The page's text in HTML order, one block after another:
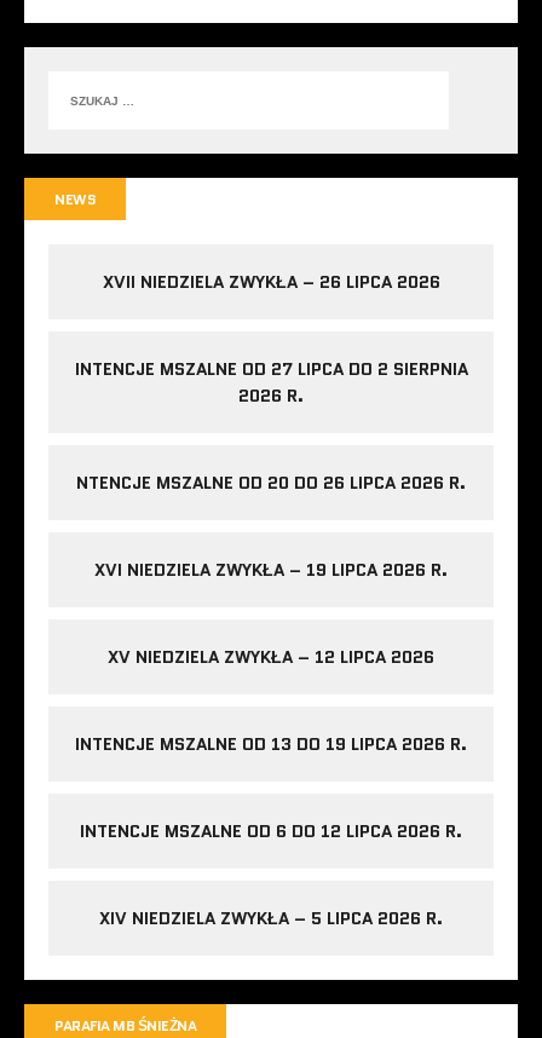
NEWS
XVII NIEDZIELA ZWYKŁA – 26 LIPCA 2026
INTENCJE MSZALNE OD 27 LIPCA DO 2 SIERPNIA
2026 R.
NTENCJE MSZALNE OD 20 DO 26 LIPCA 2026 R.
XVI NIEDZIELA ZWYKŁA – 19 LIPCA 2026 R.
XV NIEDZIELA ZWYKŁA – 12 LIPCA 2026
INTENCJE MSZALNE OD 13 DO 19 LIPCA 2026 R.
INTENCJE MSZALNE OD 6 DO 12 LIPCA 2026 R.
XIV NIEDZIELA ZWYKŁA – 5 LIPCA 2026 R.
PARAFIA MB ŚNIEŻNA